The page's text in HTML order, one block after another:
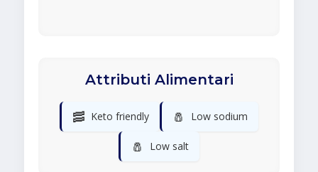
Attributi Alimentari
🥓 Keto friendly 🧂 Low sodium
🧂 Low salt